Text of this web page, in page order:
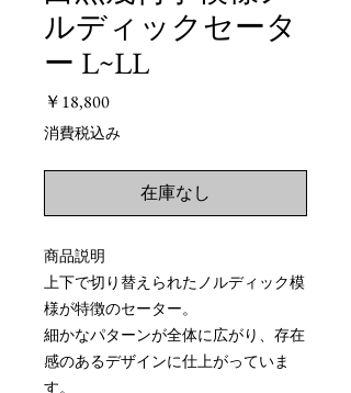
ルディックセータ
ー L~LL
￥18,800価
格
消費税込み
在庫なし
商品説明
上下で切り替えられたノルディック模
様が特徴のセーター。
細かなパターンが全体に広がり、存在
感のあるデザインに仕上がっていま
す。